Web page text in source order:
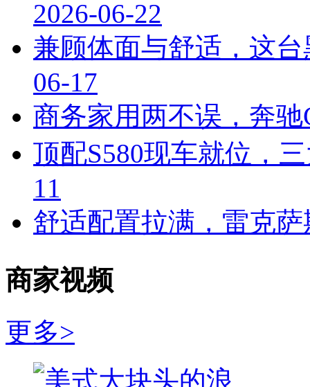
2026-06-22
兼顾体面与舒适，这
06-17
商务家用两不误，奔驰
顶配S580现车就位，
11
舒适配置拉满，雷克
商家视频
更多>